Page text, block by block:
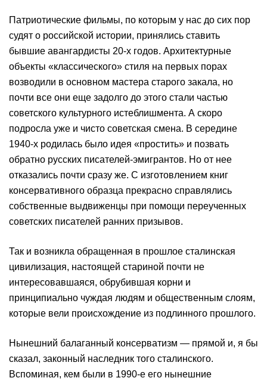
Патриотические фильмы, по которым у нас до сих пор
судят о российской истории, принялись ставить
бывшие авангардисты 20-х годов. Архитектурные
объекты «классического» стиля на первых порах
возводили в основном мастера старого закала, но
почти все они еще задолго до этого стали частью
советского культурного истеблишмента. А скоро
подросла уже и чисто советская смена. В середине
1940-х родилась было идея «простить» и позвать
обратно русских писателей-эмигрантов. Но от нее
отказались почти сразу же. С изготовлением книг
консервативного образца прекрасно справлялись
собственные выдвиженцы при помощи переученных
советских писателей ранних призывов.
Так и возникла обращенная в прошлое сталинская
цивилизация, настоящей стариной почти не
интересовавшаяся, обрубившая корни и
принципиально чуждая людям и общественным слоям,
которые вели происхождение из подлинного прошлого.
Нынешний балаганный консерватизм — прямой и, я бы
сказал, законный наследник того сталинского.
Вспоминая, кем были в 1990-е его нынешние